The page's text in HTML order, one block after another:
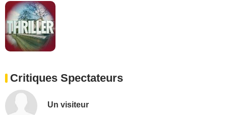
Critiques Spectateurs
Un visiteur